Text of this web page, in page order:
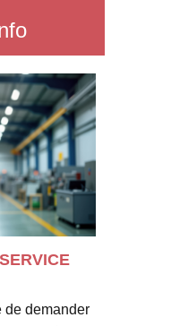
de demander